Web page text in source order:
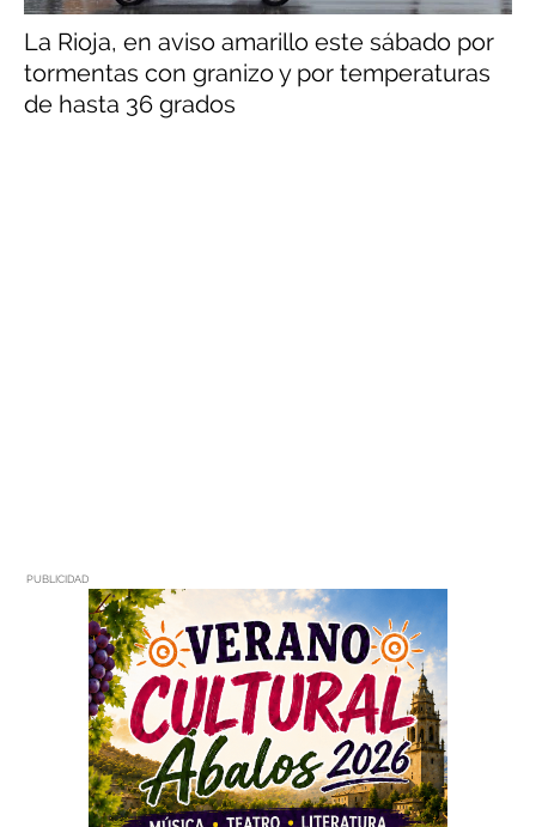
La Rioja, en aviso amarillo este sábado por
tormentas con granizo y por temperaturas
de hasta 36 grados
PUBLICIDAD